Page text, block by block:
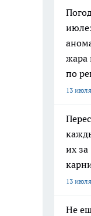
жара
по
13 июля
их
13 июля
Не